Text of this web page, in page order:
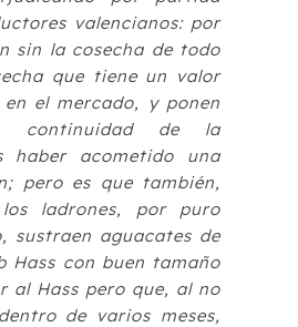
valencianos: por
sin la cosecha de todo
que tiene un valor
el mercado, y ponen
continuidad de la
haber acometido una
pero es que también,
ladrones, por puro
sustraen aguacates de
Hass con buen tamaño
al Hass pero que, al no
de varios meses,